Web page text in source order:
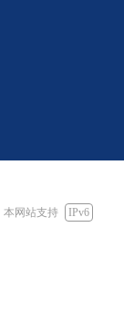
本网站支持 IPv6